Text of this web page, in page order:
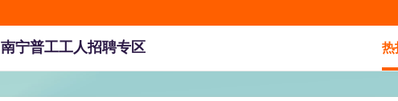
南宁普工工人招聘专区 热